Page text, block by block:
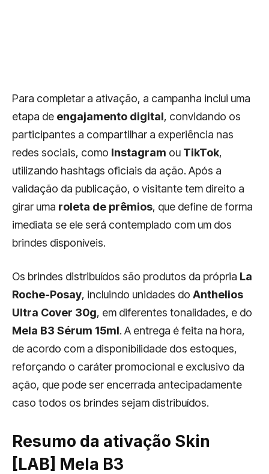
Para completar a ativação, a campanha inclui uma
etapa de engajamento digital, convidando os
participantes a compartilhar a experiência nas
redes sociais, como Instagram ou TikTok,
utilizando hashtags oficiais da ação. Após a
validação da publicação, o visitante tem direito a
girar uma roleta de prêmios, que define de forma
imediata se ele será contemplado com um dos
brindes disponíveis.
Os brindes distribuídos são produtos da própria La
Roche-Posay, incluindo unidades do Anthelios
Ultra Cover 30g, em diferentes tonalidades, e do
Mela B3 Sérum 15ml. A entrega é feita na hora,
de acordo com a disponibilidade dos estoques,
reforçando o caráter promocional e exclusivo da
ação, que pode ser encerrada antecipadamente
caso todos os brindes sejam distribuídos.
Resumo da ativação Skin
[LAB] Mela B3